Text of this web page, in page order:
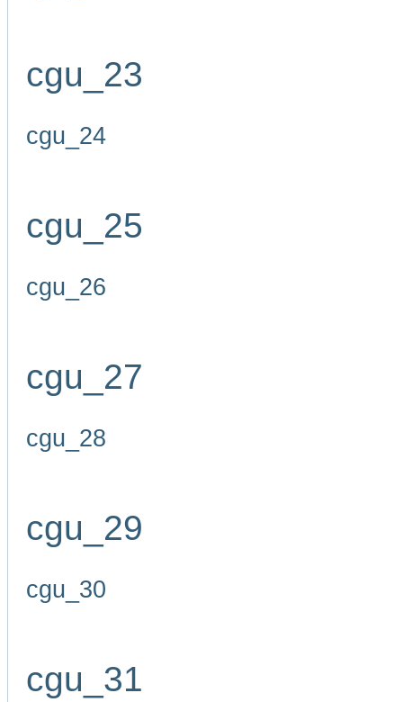
cgu_23
cgu_24
cgu_25
cgu_26
cgu_27
cgu_28
cgu_29
cgu_30
cgu_31